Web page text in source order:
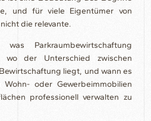
und für viele Eigentümer von
die relevante.
Parkraumbewirtschaftung
wo der Unterschied zwischen
liegt, und wann es
oder Gewerbeimmobilien
professionell verwalten zu